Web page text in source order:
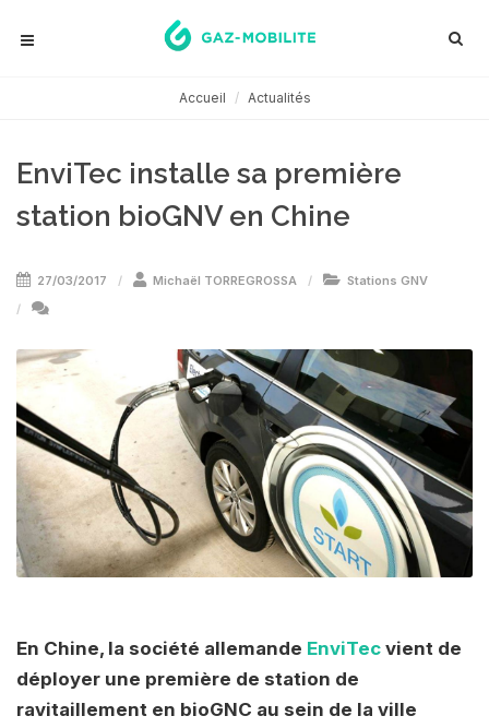
Accueil Actualités
EnviTec installe sa première
station bioGNV en Chine
27/03/2017 Michaël TORREGROSSA Stations GNV
En Chine, la société allemande EnviTec vient de
déployer une première de station de
ravitaillement en bioGNC au sein de la ville